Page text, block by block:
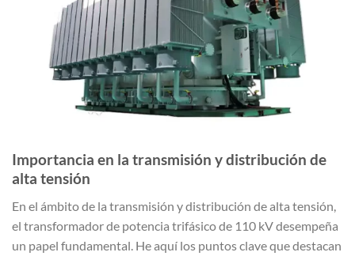
Importancia en la transmisión y distribución de
alta tensión
En el ámbito de la transmisión y distribución de alta tensión,
el transformador de potencia trifásico de 110 kV desempeña
un papel fundamental. He aquí los puntos clave que destacan